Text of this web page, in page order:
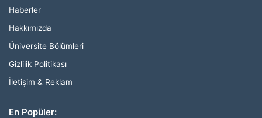
Haberler
Hakkımızda
Üniversite Bölümleri
Gizlilik Politikası
İletişim & Reklam
En Popüler: